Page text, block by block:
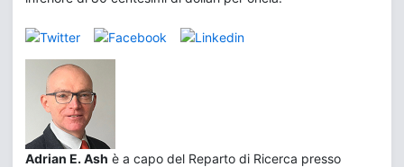
Adrian E. Ash è a capo del Reparto di Ricerca presso